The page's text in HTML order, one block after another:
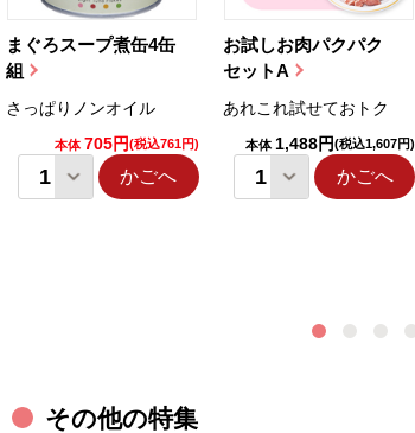
まぐろスープ煮缶4缶
組
さっぱりノンオイル
本体 705円(税込761円)
かごへ
お試しお肉パクパク
セットA
あれこれ試せておトク
本体 1,488円(税込1,607円)
かごへ
その他の特集